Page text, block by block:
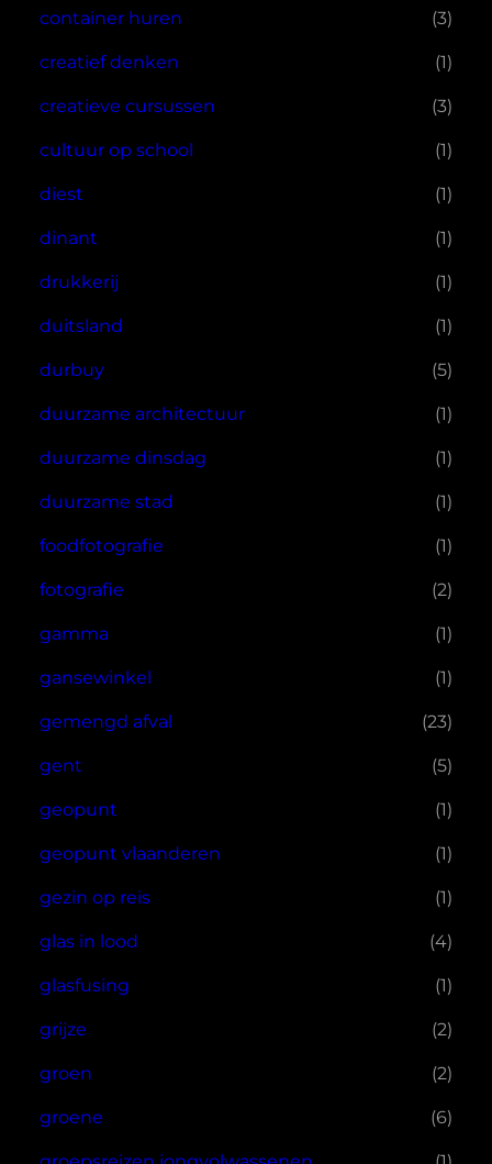
container huren (3)
creatief denken (1)
creatieve cursussen (3)
cultuur op school (1)
diest (1)
dinant (1)
drukkerij (1)
duitsland (1)
durbuy (5)
duurzame architectuur (1)
duurzame dinsdag (1)
duurzame stad (1)
foodfotografie (1)
fotografie (2)
gamma (1)
gansewinkel (1)
gemengd afval (23)
gent (5)
geopunt (1)
geopunt vlaanderen (1)
gezin op reis (1)
glas in lood (4)
glasfusing (1)
grijze (2)
groen (2)
groene (6)